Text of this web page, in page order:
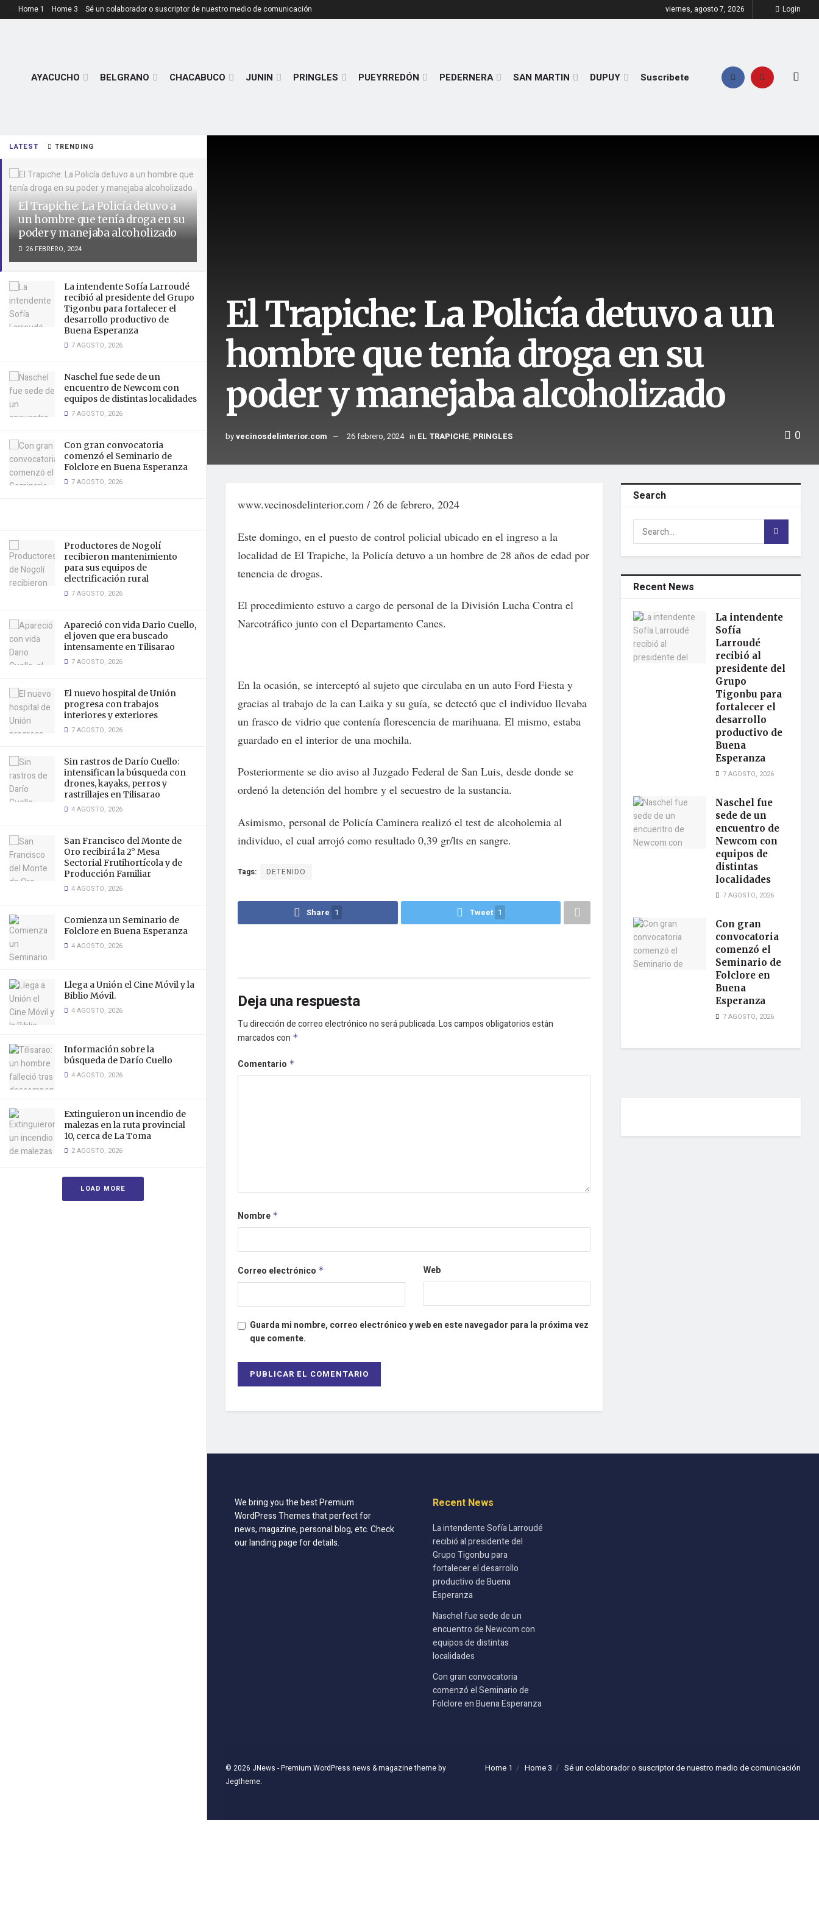
LATEST TRENDING
El Trapiche: La Policía detuvo a
un hombre que tenía droga en su
poder y manejaba alcoholizado
26 FEBRERO, 2024
La intendente Sofía Larroudé
recibió al presidente del Grupo
Tigonbu para fortalecer el
desarrollo productivo de
Buena Esperanza
7 AGOSTO, 2026
Naschel fue sede de un
encuentro de Newcom con
equipos de distintas localidades
7 AGOSTO, 2026
Con gran convocatoria
comenzó el Seminario de
Folclore en Buena Esperanza
7 AGOSTO, 2026
Productores de Nogolí
recibieron mantenimiento
para sus equipos de
electrificación rural
7 AGOSTO, 2026
Apareció con vida Dario Cuello,
el joven que era buscado
intensamente en Tilisarao
7 AGOSTO, 2026
El nuevo hospital de Unión
progresa con trabajos
interiores y exteriores
7 AGOSTO, 2026
Sin rastros de Darío Cuello:
intensifican la búsqueda con
drones, kayaks, perros y
rastrillajes en Tilisarao
4 AGOSTO, 2026
San Francisco del Monte de
Oro recibirá la 2° Mesa
Sectorial Frutihortícola y de
Producción Familiar
4 AGOSTO, 2026
Comienza un Seminario de
Folclore en Buena Esperanza
4 AGOSTO, 2026
Llega a Unión el Cine Móvil y la
Biblio Móvil.
4 AGOSTO, 2026
Información sobre la
búsqueda de Darío Cuello
4 AGOSTO, 2026
Extinguieron un incendio de
malezas en la ruta provincial
10, cerca de La Toma
2 AGOSTO, 2026
LOAD MORE
Home 1 Home 3 Sé un colaborador o suscriptor de nuestro medio de comunicación viernes, agosto 7, 2026 Login
AYACUCHO BELGRANO CHACABUCO JUNIN PRINGLES PUEYRREDÓN PEDERNERA SAN MARTIN DUPUY Suscribete
El Trapiche: La Policía detuvo a un
hombre que tenía droga en su
poder y manejaba alcoholizado
byvecinosdelinterior.com 26 febrero, 2024 in EL TRAPICHE, PRINGLES 0
www.vecinosdelinterior.com / 26 de febrero, 2024
Este domingo, en el puesto de control policial ubicado en el ingreso a la
localidad de El Trapiche, la Policía detuvo a un hombre de 28 años de edad por
tenencia de drogas.
El procedimiento estuvo a cargo de personal de la División Lucha Contra el
Narcotráfico junto con el Departamento Canes.
En la ocasión, se interceptó al sujeto que circulaba en un auto Ford Fiesta y
gracias al trabajo de la can Laika y su guía, se detectó que el individuo llevaba
un frasco de vidrio que contenía florescencia de marihuana. El mismo, estaba
guardado en el interior de una mochila.
Posteriormente se dio aviso al Juzgado Federal de San Luis, desde donde se
ordenó la detención del hombre y el secuestro de la sustancia.
Asimismo, personal de Policía Caminera realizó el test de alcoholemia al
individuo, el cual arrojó como resultado 0,39 gr/lts en sangre.
Tags: DETENIDO
Share 1 Tweet 1
Deja una respuesta
Tu dirección de correo electrónico no será publicada.Los campos obligatorios están
marcados con *
Comentario *
Nombre *
Correo electrónico * Web
Guarda mi nombre, correo electrónico y web en este navegador para la próxima vez
que comente.
Search
Recent News
La intendente
Sofía
Larroudé
recibió al
presidente del
Grupo
Tigonbu para
fortalecer el
desarrollo
productivo de
Buena
Esperanza
7 AGOSTO, 2026
Naschel fue
sede de un
encuentro de
Newcom con
equipos de
distintas
localidades
7 AGOSTO, 2026
Con gran
convocatoria
comenzó el
Seminario de
Folclore en
Buena
Esperanza
7 AGOSTO, 2026
We bring you the best Premium
WordPress Themes that perfect for
news, magazine, personal blog, etc. Check
our landing page for details.
Recent News
La intendente Sofía Larroudé
recibió al presidente del
Grupo Tigonbu para
fortalecer el desarrollo
productivo de Buena
Esperanza
Naschel fue sede de un
encuentro de Newcom con
equipos de distintas
localidades
Con gran convocatoria
comenzó el Seminario de
Folclore en Buena Esperanza
Home 1 Home 3 Sé un colaborador o suscriptor de nuestro medio de comunicación
© 2026 JNews - Premium WordPress news & magazine theme by
Jegtheme.